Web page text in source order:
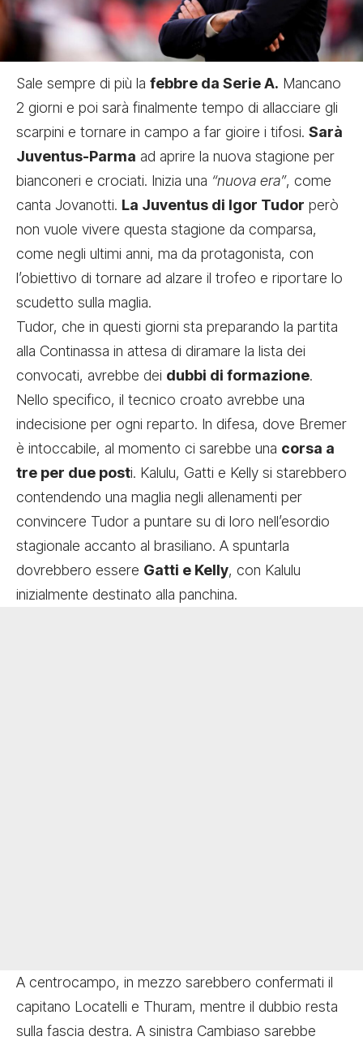
Sale sempre di più la febbre da Serie A. Mancano
2 giorni e poi sarà finalmente tempo di allacciare gli
scarpini e tornare in campo a far gioire i tifosi. Sarà
Juventus-Parma ad aprire la nuova stagione per
bianconeri e crociati. Inizia una “nuova era”, come
canta Jovanotti. La Juventus di Igor Tudor però
non vuole vivere questa stagione da comparsa,
come negli ultimi anni, ma da protagonista, con
l’obiettivo di tornare ad alzare il trofeo e riportare lo
scudetto sulla maglia.
Tudor, che in questi giorni sta preparando la partita
alla Continassa in attesa di diramare la lista dei
convocati, avrebbe dei dubbi di formazione.
Nello specifico, il tecnico croato avrebbe una
indecisione per ogni reparto. In difesa, dove Bremer
è intoccabile, al momento ci sarebbe una corsa a
tre per due posti. Kalulu, Gatti e Kelly si starebbero
contendendo una maglia negli allenamenti per
convincere Tudor a puntare su di loro nell’esordio
stagionale accanto al brasiliano. A spuntarla
dovrebbero essere Gatti e Kelly, con Kalulu
inizialmente destinato alla panchina.
A centrocampo, in mezzo sarebbero confermati il
capitano Locatelli e Thuram, mentre il dubbio resta
sulla fascia destra. A sinistra Cambiaso sarebbe